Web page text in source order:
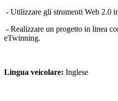
- Utilizzare gli strumenti Web 2.0
- Realizzare un progetto in linea
eTwinning.
Lingua veicolare: Inglese